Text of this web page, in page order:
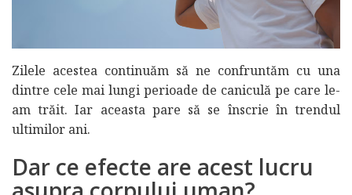
Zilele acestea continuăm să ne confruntăm cu una
dintre cele mai lungi perioade de caniculă pe care le-
am trăit. Iar aceasta pare să se înscrie în trendul
ultimilor ani.
Dar ce efecte are acest lucru